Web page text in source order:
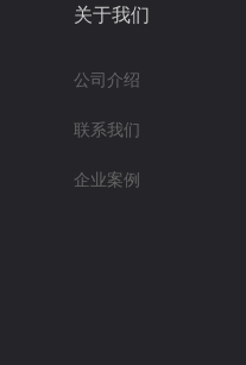
关于我们
公司介绍
联系我们
企业案例